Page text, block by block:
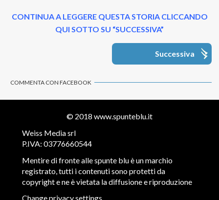
CONTINUA A LEGGERE QUESTA STORIA CLICCANDO
QUI SOTTO SU “SUCCESSIVA”
Successiva
COMMENTA CON FACEBOOK
© 2018 www.spunteblu.it
Weiss Media srl
P.IVA: 03776660544
Mentire di fronte alle spunte blu è un marchio
registrato, tutti i contenuti sono protetti da
copyright e ne è vietata la diffusione e riproduzione
Change privacy settings